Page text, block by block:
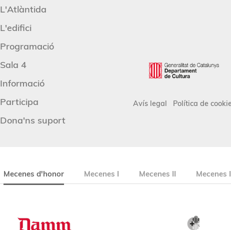
L'Atlàntida
L'edifici
Programació
Sala 4
Informació
Participa
Dona'ns suport
Avís legal Política de
Mecenes d'honor Mecenes I Mecenes II Mecenes